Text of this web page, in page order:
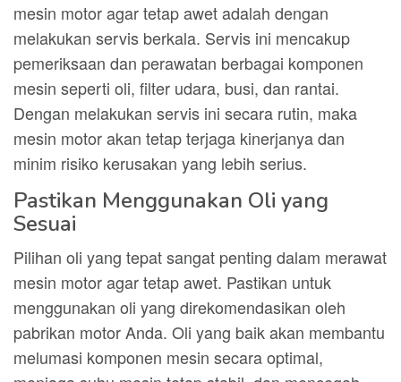
mesin motor agar tetap awet adalah dengan
melakukan servis berkala. Servis ini mencakup
pemeriksaan dan perawatan berbagai komponen
mesin seperti oli, filter udara, busi, dan rantai.
Dengan melakukan servis ini secara rutin, maka
mesin motor akan tetap terjaga kinerjanya dan
minim risiko kerusakan yang lebih serius.
Pastikan Menggunakan Oli yang
Sesuai
Pilihan oli yang tepat sangat penting dalam merawat
mesin motor agar tetap awet. Pastikan untuk
menggunakan oli yang direkomendasikan oleh
pabrikan motor Anda. Oli yang baik akan membantu
melumasi komponen mesin secara optimal,